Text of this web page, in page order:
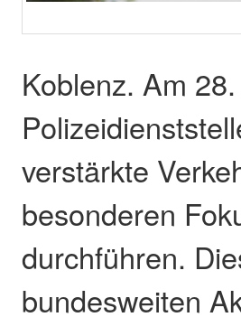
Koblenz. Am
verstärkte
besonderen
durchführen.
bundesweiten